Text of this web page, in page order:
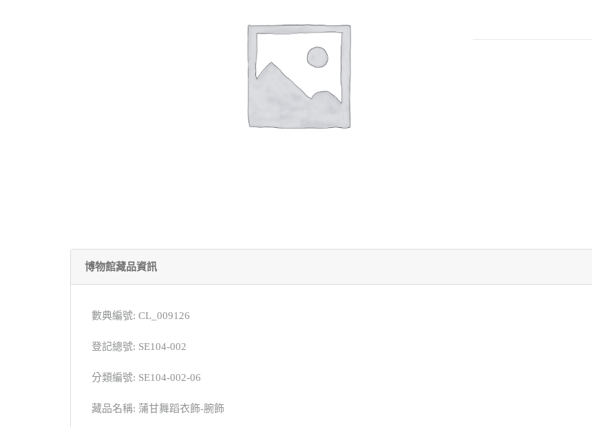
博物館藏品資訊
數典編號: CL_009126
登記總號: SE104-002
分類編號: SE104-002-06
藏品名稱: 蒲甘舞蹈衣飾-腕飾